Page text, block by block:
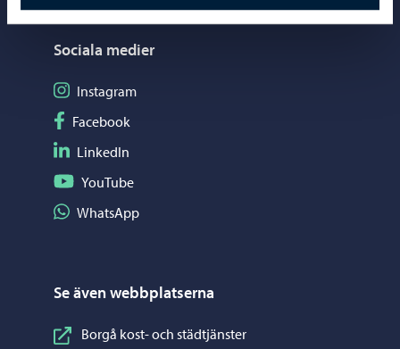
Sociala medier
Följ på Instagram
Instagram
Följ på Facebook
Facebook
Följ på LinkedIn
LinkedIn
Följ på YouTube
YouTube
Dela på WhatsApp
WhatsApp
Se även webbplatserna
Borgå kost- och städtjänster